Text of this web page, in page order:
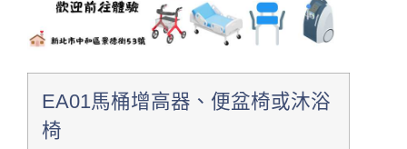
EA01馬桶增高器、便盆椅或沐浴
椅